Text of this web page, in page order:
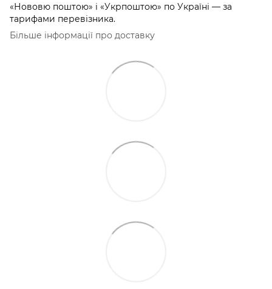
«Нововю поштою» і «Укрпоштою» по Україні — за
тарифами перевізника.
Більше інформації про доставку